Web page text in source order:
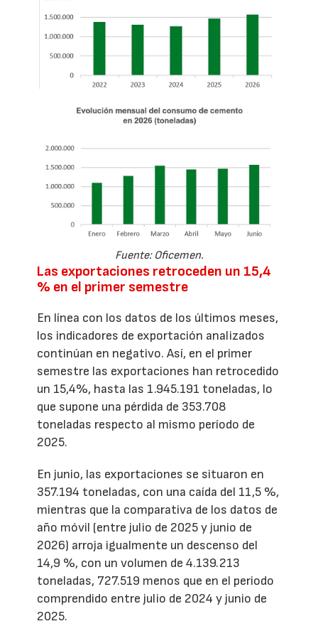
Fuente: Oficemen.
Las exportaciones retroceden un 15,4
% en el primer semestre
En línea con los datos de los últimos meses,
los indicadores de exportación analizados
continúan en negativo. Así, en el primer
semestre las exportaciones han retrocedido
un 15,4%, hasta las 1.945.191 toneladas, lo
que supone una pérdida de 353.708
toneladas respecto al mismo período de
2025.
En junio, las exportaciones se situaron en
357.194 toneladas, con una caída del 11,5 %,
mientras que la comparativa de los datos de
año móvil (entre julio de 2025 y junio de
2026) arroja igualmente un descenso del
14,9 %, con un volumen de 4.139.213
toneladas, 727.519 menos que en el periodo
comprendido entre julio de 2024 y junio de
2025.